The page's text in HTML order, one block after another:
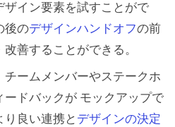
デザインシステムの
アップ の高速化
ップ デザインにオープ
イブラリを使うメリット
イン要素を試すことがで
後のデザインハンドオフの前
善することができる。
チームメンバーやステークホ
ドバックが モックアップで
良い連携と デザインの決定